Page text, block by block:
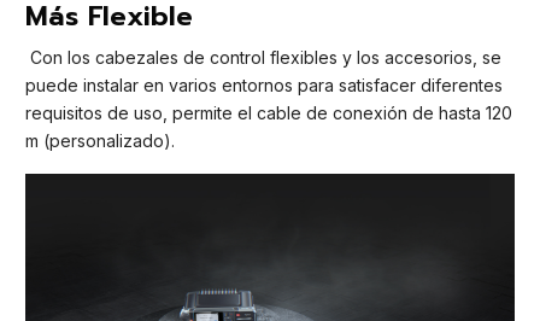
Más Flexible
Con los cabezales de control flexibles y los accesorios, se
puede instalar en varios entornos para satisfacer diferentes
requisitos de uso, permite el cable de conexión de hasta 120
m (personalizado).